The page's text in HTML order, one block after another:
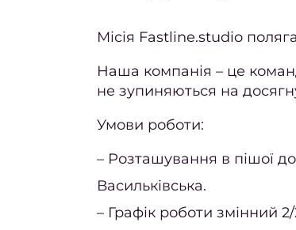
Місія Fastline.studio
Наша компанія – це
не зупиняються на
Умови роботи:
– Розташування в пішої
Васильківська.
– Графік роботи змінний